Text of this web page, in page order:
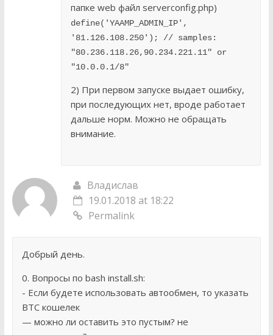
папке web файл serverconfig.php)
define('YAAMP_ADMIN_IP',
'81.126.108.250'); // samples:
"80.236.118.26,90.234.221.11" or
"10.0.0.1/8"
2) При первом запуске выдает ошибку,
при последующих нет, вроде работает
дальше норм. Можно не обращать
внимание.
Владислав
19.01.2018 at 18:22
Permalink
Добрый день.
0. Вопросы по bash install.sh:
- Если будете использовать автообмен, то указать
BTC кошелек
— можно ли оставить это пустым? не